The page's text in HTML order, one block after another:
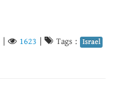
1623 Tags : Israel